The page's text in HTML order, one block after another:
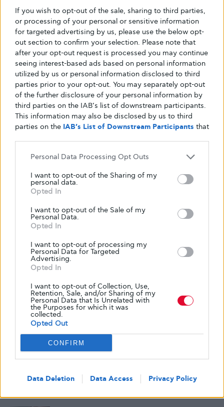
If you wish to opt-out of the sale, sharing to third parties,
or processing of your personal or sensitive information
for targeted advertising by us, please use the below opt-
out section to confirm your selection. Please note that
after your opt-out request is processed you may continue
seeing interest-based ads based on personal information
utilized by us or personal information disclosed to third
parties prior to your opt-out. You may separately opt-out
of the further disclosure of your personal information by
third parties on the IAB’s list of downstream participants.
This information may also be disclosed by us to third
parties on the IAB’s List of Downstream Participants that
Personal Data Processing Opt Outs
I want to opt-out of the Sharing of my
personal data.
Opted In
I want to opt-out of the Sale of my
Personal Data.
Opted In
I want to opt-out of processing my
Personal Data for Targeted
Advertising.
Opted In
I want to opt-out of Collection, Use,
Retention, Sale, and/or Sharing of my
Personal Data that Is Unrelated with
the Purposes for which it was
collected.
Opted Out
CONFIRM
Data Deletion Data Access Privacy Policy
Δημοφιλή
Η σημασία του ύπνου στην πρόληψη του
διαβήτη τύπου 2
6 ΑΥΓΟΎΣΤΟΥ, 2026